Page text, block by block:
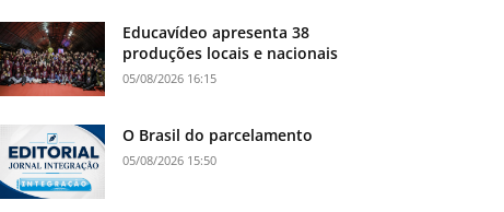
Educavídeo apresenta 38
produções locais e nacionais
05/08/2026 16:15
O Brasil do parcelamento
05/08/2026 15:50